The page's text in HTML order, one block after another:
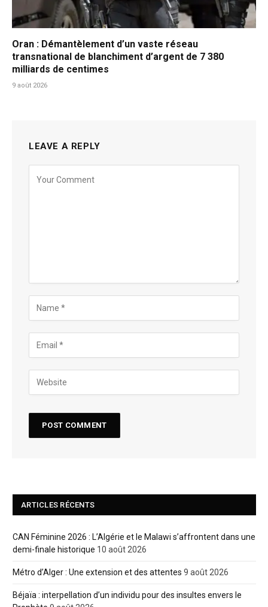
Oran : Démantèlement d’un vaste réseau
transnational de blanchiment d’argent de 7 380
milliards de centimes
9 août 2026
LEAVE A REPLY
ARTICLES RÉCENTS
CAN Féminine 2026 : L’Algérie et le Malawi s’affrontent dans une
demi-finale historique 10 août 2026
Métro d’Alger : Une extension et des attentes 9 août 2026
Béjaïa : interpellation d’un individu pour des insultes envers le